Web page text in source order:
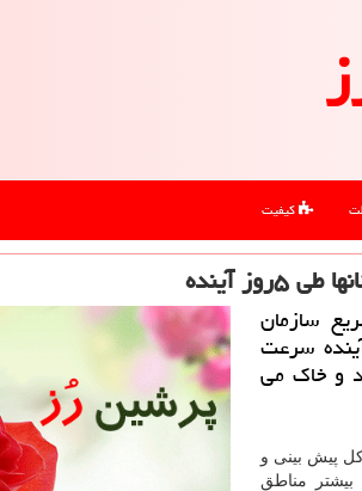
کیفیت
آینده
سازمان
سرعت
و خاك می
کل پیش بینی و
امروز ۱۵ خرداد در بیشتر مناطق